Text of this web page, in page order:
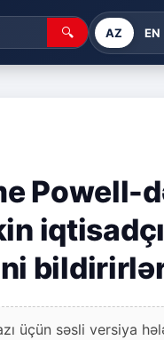
🔍 AZ EN
Powell-
üçün səsli versiya